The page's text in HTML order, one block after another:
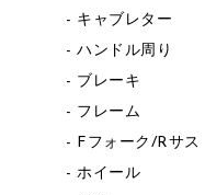
キャブレター
ハンドル周り
ブレーキ
フレーム
Fフォーク/Rサス
ホイール